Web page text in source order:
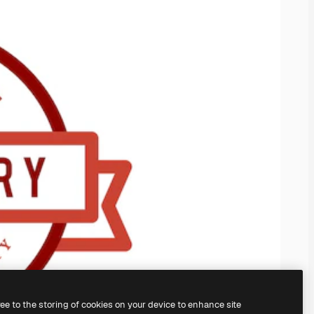
to the storing of cookies on your device to enhance site